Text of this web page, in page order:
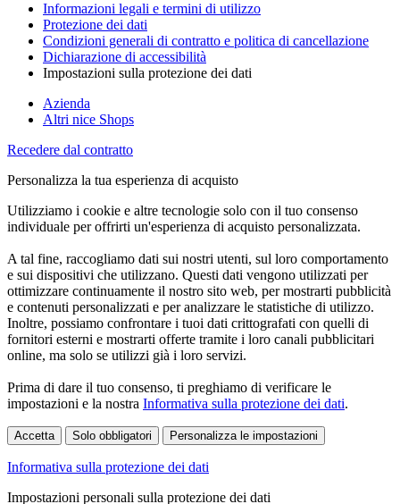
Informazioni legali e termini di utilizzo
Protezione dei dati
Condizioni generali di contratto e politica di cancellazione
Dichiarazione di accessibilità
Impostazioni sulla protezione dei dati
Azienda
Altri nice Shops
Recedere dal contratto
Personalizza la tua esperienza di acquisto
Utilizziamo i cookie e altre tecnologie solo con il tuo consenso
individuale per offrirti un'esperienza di acquisto personalizzata.
A tal fine, raccogliamo dati sui nostri utenti, sul loro comportamento
e sui dispositivi che utilizzano. Questi dati vengono utilizzati per
ottimizzare continuamente il nostro sito web, per mostrarti pubblicità
e contenuti personalizzati e per analizzare le statistiche di utilizzo.
Inoltre, possiamo confrontare i tuoi dati crittografati con quelli di
fornitori esterni e mostrarti offerte tramite i loro canali pubblicitari
online, ma solo se utilizzi già i loro servizi.
Prima di dare il tuo consenso, ti preghiamo di verificare le
impostazioni e la nostra Informativa sulla protezione dei dati.
Accetta Solo obbligatori Personalizza le impostazioni
Informativa sulla protezione dei dati
Impostazioni personali sulla protezione dei dati